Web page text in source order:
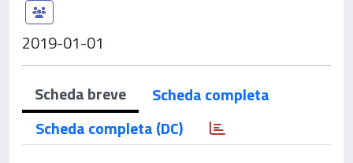
2019-01-01
Scheda breve
Scheda completa
Scheda completa (DC)